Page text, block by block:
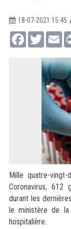
18-07-2021 15:45
FacebookTwitter
Mille quatre-
Coronavirus,
durant les
le ministère de
hospitalière.